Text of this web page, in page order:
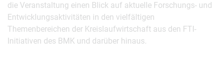
die Veranstaltung einen Blick auf aktuelle Forschungs- und
Entwicklungsaktivitäten in den vielfältigen
Themenbereichen der Kreislaufwirtschaft aus den FTI-
Initiativen des BMK und darüber hinaus.